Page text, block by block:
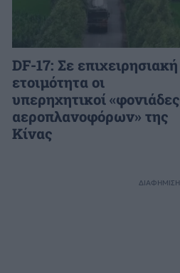
DF-17: Σε επιχειρησιακή
ετοιμότητα οι
υπερηχητικοί «φονιάδες
αεροπλανοφόρων» της
Κίνας
ΔΙΑΦΗΜΙΣΗ